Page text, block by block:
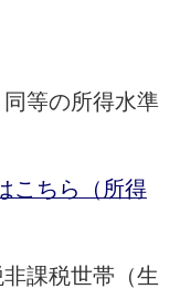
同等の所得水準
こちら（所得
課税世帯（生